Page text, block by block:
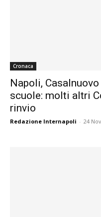
Cronaca
Napoli,
scuole: molti altri
rinvio
Redazione Internapoli - 24